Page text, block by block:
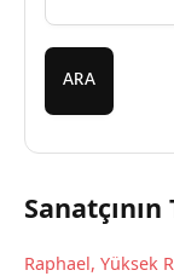
ARA
Sanatçının
Raphael, Yüksek